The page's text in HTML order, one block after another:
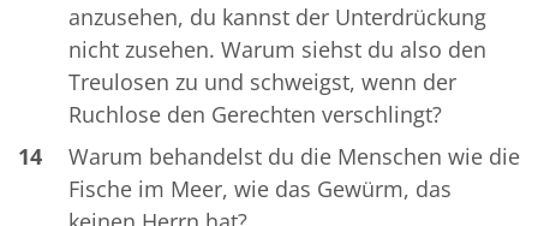
anzusehen, du kannst der Unterdrückung
nicht zusehen. Warum siehst du also den
Treulosen zu und schweigst, wenn der
Ruchlose den Gerechten verschlingt?
14
Warum behandelst du die Menschen wie die
Fische im Meer, wie das Gewürm, das